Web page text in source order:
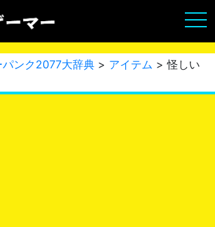
パンク2077大辞典 > アイテム > 怪しい